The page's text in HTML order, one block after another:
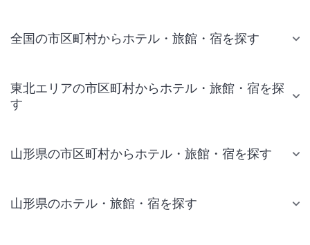
全国の市区町村からホテル・旅館・宿を探す
東北エリアの市区町村からホテル・旅館・宿を探
す
山形県の市区町村からホテル・旅館・宿を探す
山形県のホテル・旅館・宿を探す